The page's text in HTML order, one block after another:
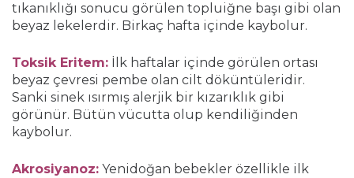
tıkanıklığı sonucu görülen topluiğne başı gibi olan
beyaz lekelerdir. Birkaç hafta içinde kaybolur.
Toksik Eritem: İlk haftalar içinde görülen ortası
beyaz çevresi pembe olan cilt döküntüleridir.
Sanki sinek ısırmış alerjik bir kızarıklık gibi
görünür. Bütün vücutta olup kendiliğinden
kaybolur.
Akrosiyanoz: Yenidoğan bebekler özellikle ilk